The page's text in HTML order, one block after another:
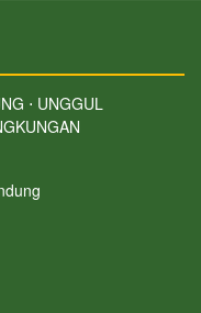
⋅ UNGGUL